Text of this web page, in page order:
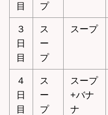
目
プ
３
日
目
ス
ー
プ
スープ
４
日
目
ス
ー
プ
スープ
+バナ
ナ